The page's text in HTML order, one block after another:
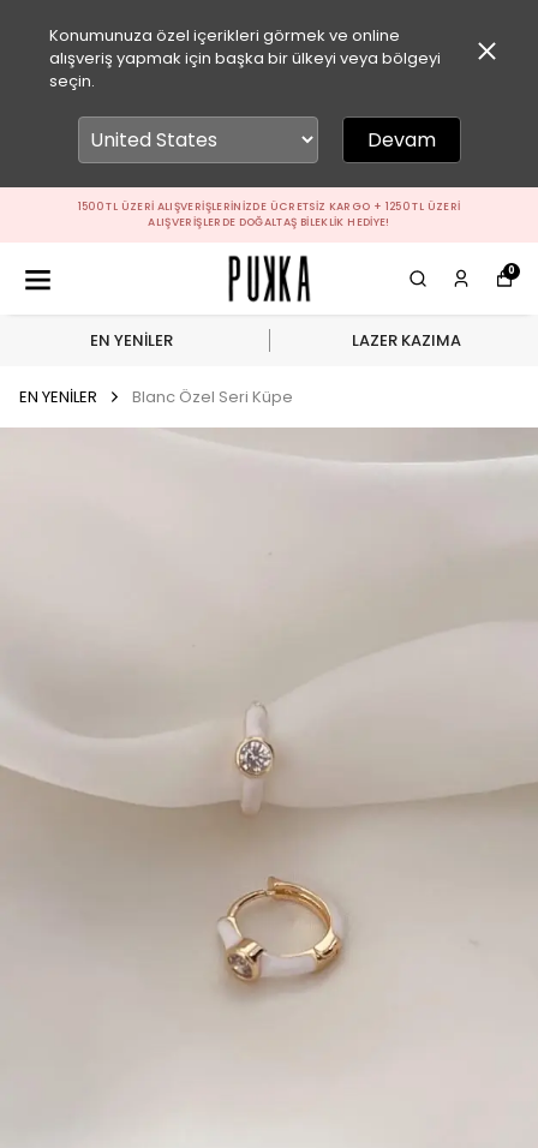
Konumunuza özel içerikleri görmek ve online
alışveriş yapmak için başka bir ülkeyi veya bölgeyi
seçin.
Devam
1500 TL ÜZERI ALIŞVERIŞLERINIZDE ÜCRETSIZ KARGO + 1250 TL ÜZERI
ALIŞVERIŞLERDE DOĞALTAŞ BILEKLIK HEDIYE!
0
EN YENİLER LAZER KAZIMA
EN YENİLER Blanc Özel Seri Küpe